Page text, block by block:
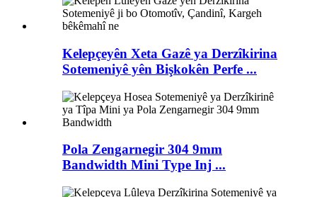
Kelepçeyên Xeta Gazê ya Derzîkirina
Sotemeniyê yên Bişkokên Perfe ...
Pola Zengarnegir 304 9mm
Bandwidth Mini Type Inj ...